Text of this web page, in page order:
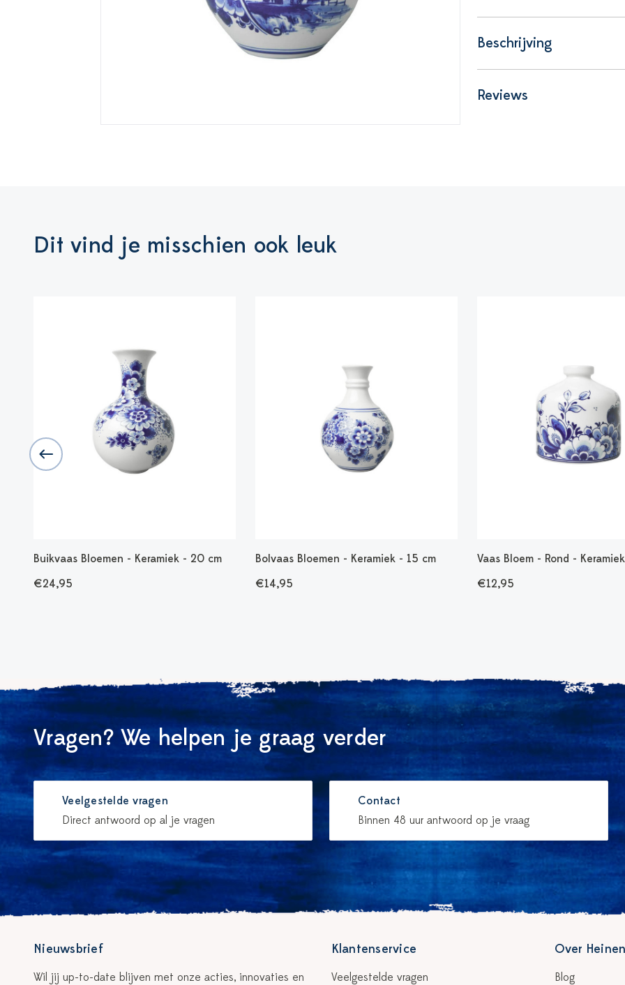
Beschrijving
Reviews
Dit vind je misschien ook leuk
Buikvaas Bloemen - Keramiek - 20 cm
€24,95
Bolvaas Bloemen - Keramiek - 15 cm
€14,95
Vaas Bloem - Rond -
€12,95
Vragen? We helpen je graag verder
Veelgestelde vragen
Direct antwoord op al je vragen
Contact
Binnen 48 uur antwoord op je vraag
Nieuwsbrief
Wil jij up-to-date blijven met onze acties, innovaties en
Klantenservice
Veelgestelde vragen
Over
Blog